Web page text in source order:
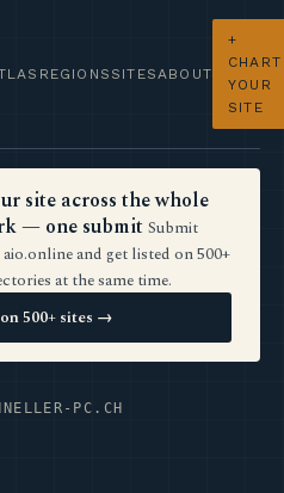
REGIONS SITES ABOUT
+
CHART
YOUR
SITE
site across the whole
— one submit Submit
and get listed on 500+
at the same time.
500+ sites →
PC.CH